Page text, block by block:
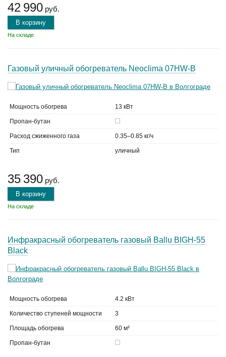
42 990 руб.
В корзину
На складе
Газовый уличный обогреватель Neoclima 07HW-B
Мощность обогрева 13 кВт
Пропан-бутан
Расход сжиженного газа 0.35–0.85 кг/ч
Тип уличный
35 390 руб.
В корзину
На складе
Инфракрасный обогреватель газовый Ballu BIGH-55
Black
Мощность обогрева 4.2 кВт
Количество ступеней мощности 3
Площадь обогрева 60 м²
Пропан-бутан